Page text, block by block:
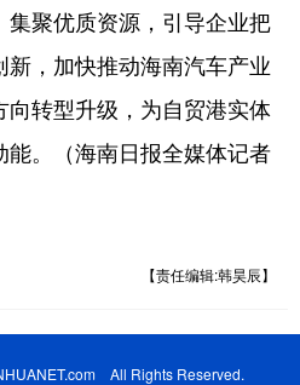
聚优质资源，引导企业把
，加快推动海南汽车产业
转型升级，为自贸港实体
。（海南日报全媒体记者
【责任编辑:韩昊辰】
All Rights Reserved.